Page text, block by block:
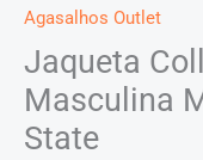
Agasalhos Outlet
Jaqueta
Masculina
State